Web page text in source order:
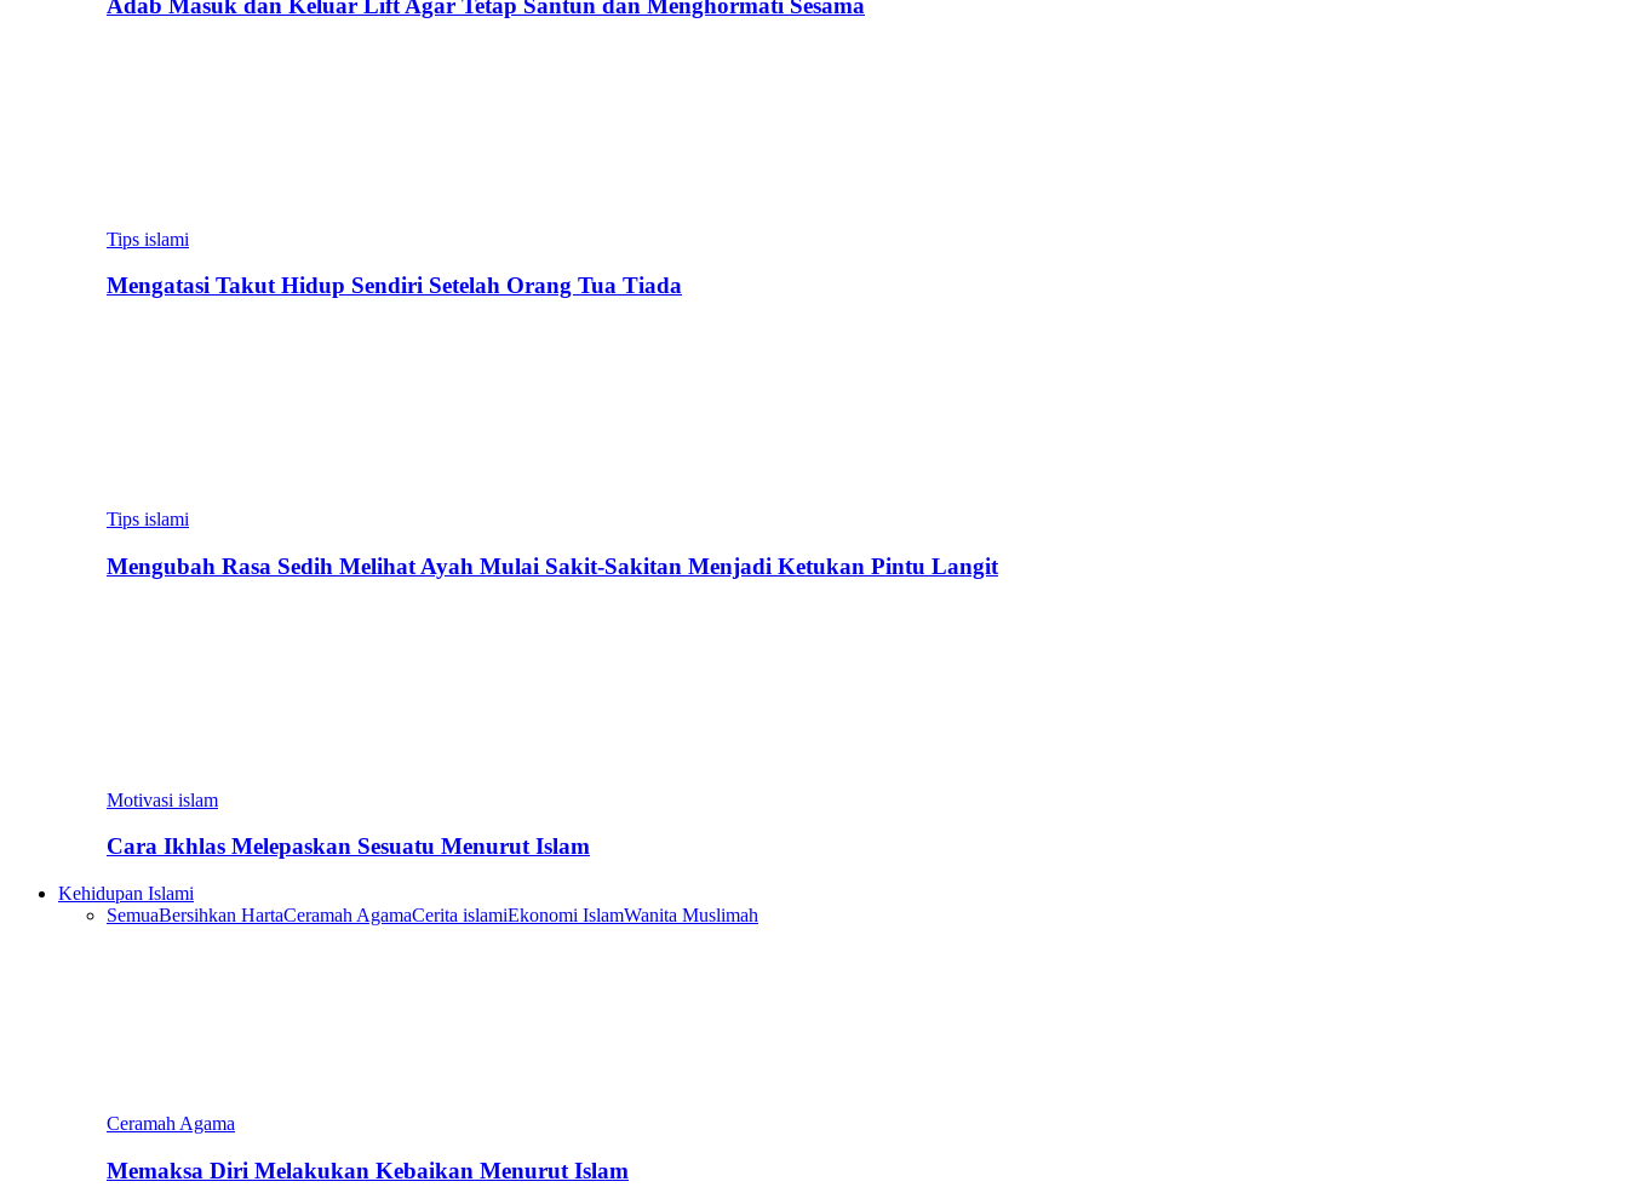
Adab Masuk dan Keluar Lift Agar Tetap Santun dan Menghormati Sesama
Tips islami
Mengatasi Takut Hidup Sendiri Setelah Orang Tua Tiada
Tips islami
Mengubah Rasa Sedih Melihat Ayah Mulai Sakit-Sakitan Menjadi Ketukan Pintu Langit
Motivasi islam
Cara Ikhlas Melepaskan Sesuatu Menurut Islam
Kehidupan Islami
SemuaBersihkan HartaCeramah AgamaCerita islamiEkonomi IslamWanita Muslimah
Ceramah Agama
Memaksa Diri Melakukan Kebaikan Menurut Islam